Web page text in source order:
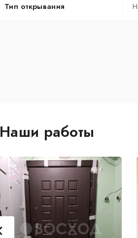
Тип открывания
Наши работы